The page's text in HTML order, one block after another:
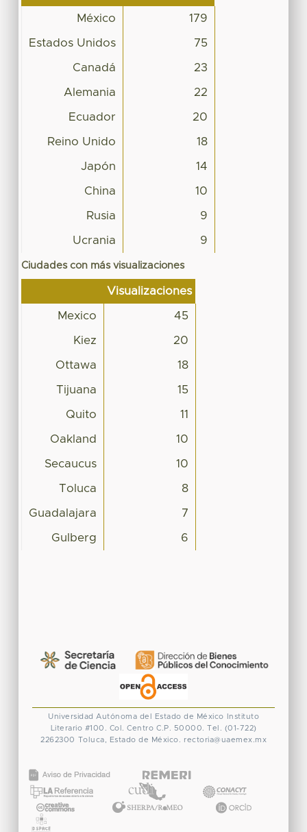
México 179
Estados Unidos 75
Canadá 23
Alemania 22
Ecuador 20
Reino Unido 18
Japón 14
China 10
Rusia 9
Ucrania 9
Ciudades con más visualizaciones
Visualizaciones
Mexico 45
Kiez 20
Ottawa 18
Tijuana 15
Quito 11
Oakland 10
Secaucus 10
Toluca 8
Guadalajara 7
Gulberg 6
Universidad Autónoma del Estado de México
Instituto
Literario #100. Col. Centro C.P. 50000. Tel. (01-722)
2262300 Toluca, Estado de México. rectoria@uaemex.mx